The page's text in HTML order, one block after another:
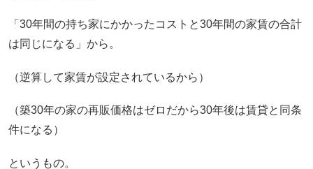
「30年間の持ち家にかかったコストと30年間の家賃の合計
は同じになる」から。
（逆算して家賃が設定されているから）
（築30年の家の再販価格はゼロだから30年後は賃貸と同条
件になる）
というもの。